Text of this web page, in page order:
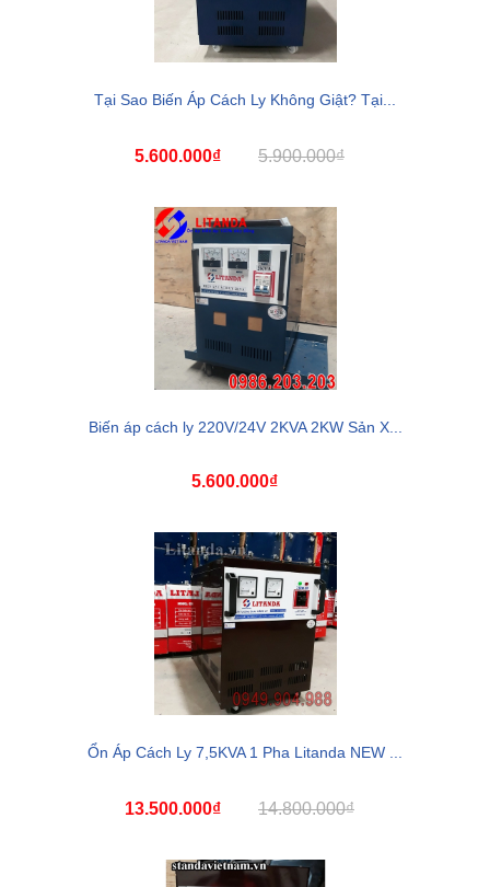
Tại Sao Biến Áp Cách Ly Không Giật? Tại...
5.600.000₫ 5.900.000₫
Biến áp cách ly 220V/24V 2KVA 2KW Sản X...
5.600.000₫
Ổn Áp Cách Ly 7,5KVA 1 Pha Litanda NEW ...
13.500.000₫ 14.800.000₫